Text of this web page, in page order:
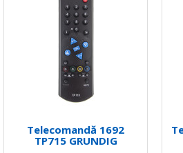
Telecomandă 1692
TP715 GRUNDIG